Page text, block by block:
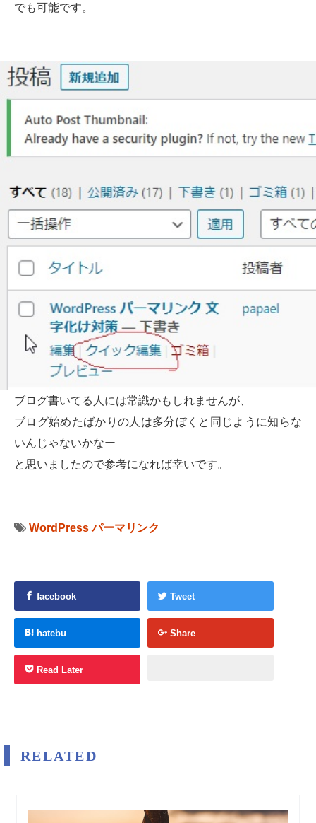
でも可能です。
ブログ書いてる人には常識かもしれませんが、
ブログ始めたばかりの人は多分ぼくと同じように知らな
いんじゃないかなー
と思いましたので参考になれば幸いです。
WordPress パーマリンク
facebook Tweet
hatebu Share
Read Later
RELATED